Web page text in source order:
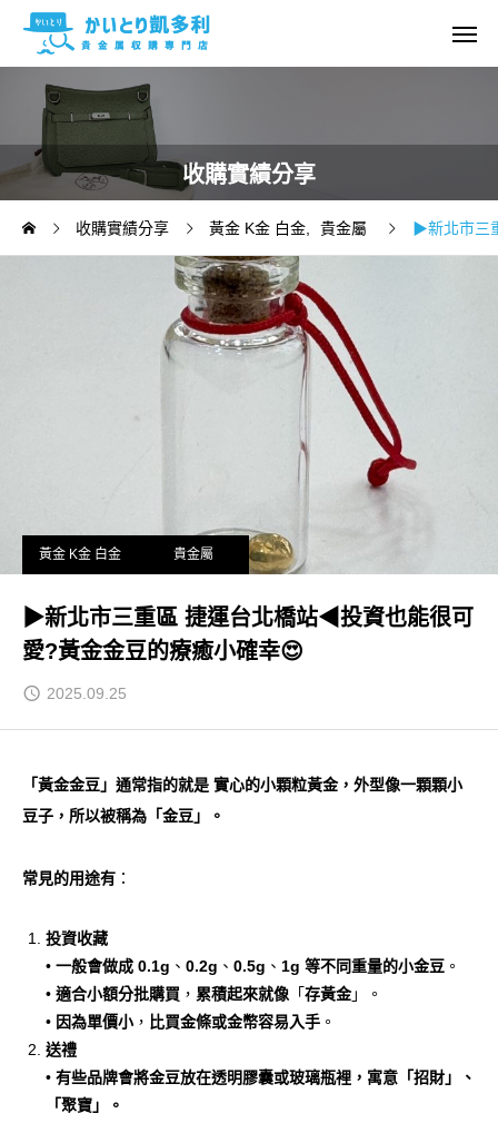
收購實績分享
收購實績分享 黃金 K金 白金 貴金屬 ▶新北市三
黃金 K金 白金 貴金屬
▶新北市三重區 捷運台北橋站◀投資也能很可
愛?黃金金豆的療癒小確幸😍
2025.09.25
「黃金金豆」通常指的就是 實心的小顆粒黃金，外型像一顆顆小
豆子，所以被稱為「金豆」。
常見的用途有 ：
投資收藏
• 一般會做成 0.1g 、 0.2g 、 0.5g 、 1g 等不同重量的小金豆 。
• 適合小額分批購買 ， 累積起來就像 「存黃金」。
• 因為單價小， 比買金條或金幣容易入手 。
送禮
• 有些品牌會將金豆放在透明膠囊或玻璃瓶裡，寓意「招財」、
「聚寶」。